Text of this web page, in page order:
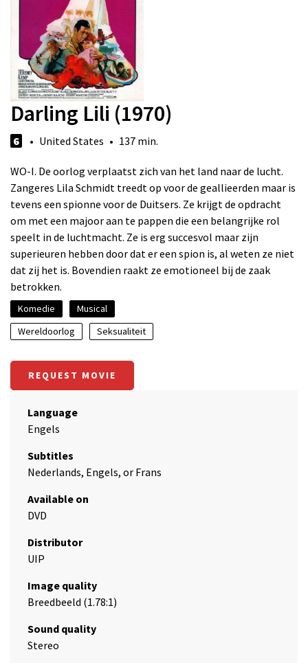
Darling Lili (1970)
6 • United States • 137 min.
WO-I. De oorlog verplaatst zich van het land naar de lucht.
Zangeres Lila Schmidt treedt op voor de geallieerden maar is
tevens een spionne voor de Duitsers. Ze krijgt de opdracht
om met een majoor aan te pappen die een belangrijke rol
speelt in de luchtmacht. Ze is erg succesvol maar zijn
superieuren hebben door dat er een spion is, al weten ze niet
dat zij het is. Bovendien raakt ze emotioneel bij de zaak
betrokken.
Komedie
Musical
Wereldoorlog
Seksualiteit
REQUEST MOVIE
Language
Engels
Subtitles
Nederlands, Engels, or Frans
Available on
DVD
Distributor
UIP
Image quality
Breedbeeld (1.78:1)
Sound quality
Stereo